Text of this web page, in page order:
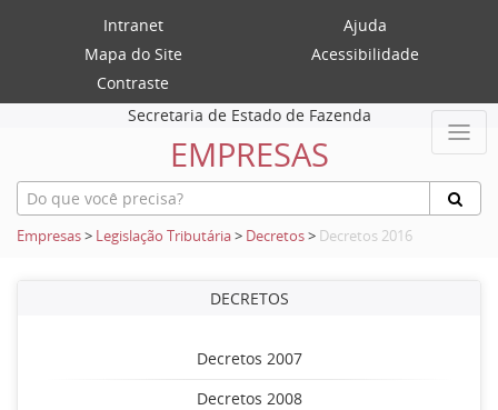
Intranet
Ajuda
Mapa do Site
Acessibilidade
Contraste
Secretaria de Estado de Fazenda
EMPRESAS
Empresas> Legislação Tributária> Decretos> Decretos 2016
DECRETOS
Decretos 2007
Decretos 2008